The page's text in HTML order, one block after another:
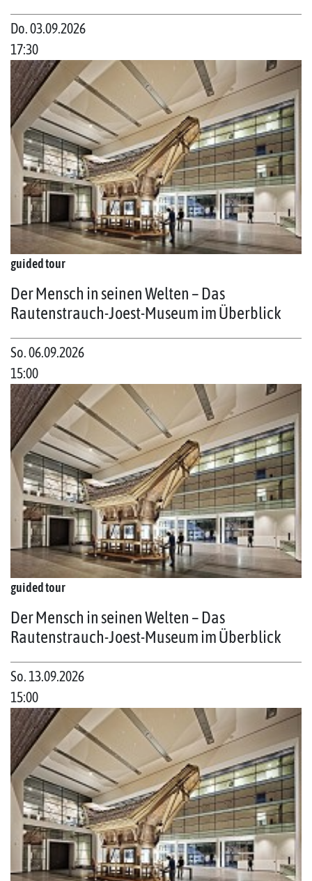
Do. 03.09.2026
17:30
guided tour
Der Mensch in seinen Welten – Das
Rautenstrauch-Joest-Museum im Überblick
So. 06.09.2026
15:00
guided tour
Der Mensch in seinen Welten – Das
Rautenstrauch-Joest-Museum im Überblick
So. 13.09.2026
15:00